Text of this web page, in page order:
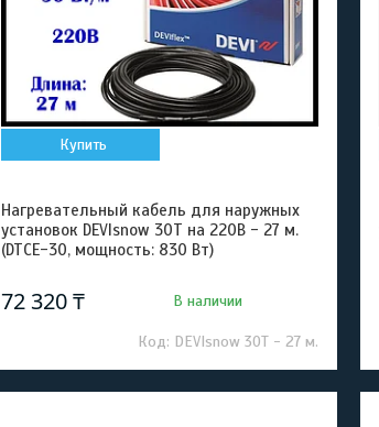
Купить
Нагревательный кабель для наружных
установок DEVIsnow 30T на 220В - 27 м.
(DTCE-30, мощность: 830 Вт)
72 320 ₸ В наличии
DEVIsnow 30T - 27 м.